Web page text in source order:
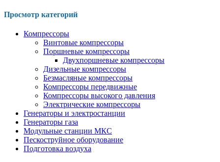
Просмотр категорий
Компрессоры
Винтовые компрессоры
Поршневые компрессоры
Двухпоршневые компрессоры
Дизельные компрессоры
Безмасляные компрессоры
Компрессоры передвижные
Компрессоры высокого давления
Электрические компрессоры
Генераторы и электростанции
Генераторы газа
Модульные станции МКС
Пескоструйное оборудование
Подготовка воздуха